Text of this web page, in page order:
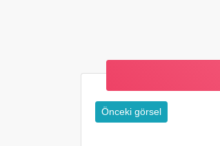
Önceki görsel